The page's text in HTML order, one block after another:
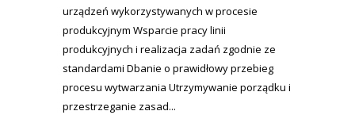
urządzeń wykorzystywanych w procesie
produkcyjnym Wsparcie pracy linii
produkcyjnych i realizacja zadań zgodnie ze
standardami Dbanie o prawidłowy przebieg
procesu wytwarzania Utrzymywanie porządku i
przestrzeganie zasad...